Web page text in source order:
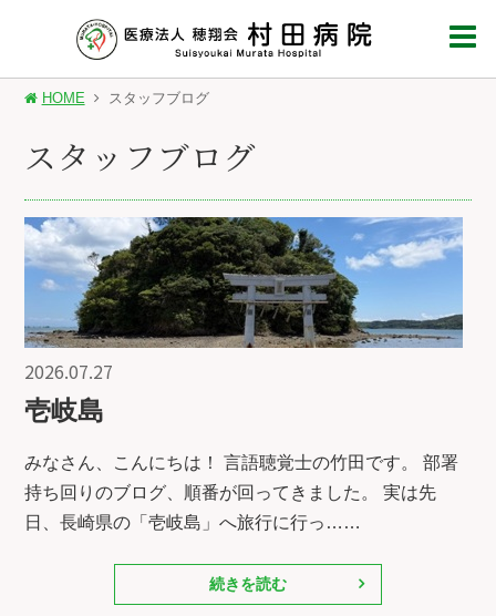
HOME スタッフブログ
スタッフブログ
2026.07.27
壱岐島
みなさん、こんにちは！ 言語聴覚士の竹田です。 部署
持ち回りのブログ、順番が回ってきました。 実は先
日、長崎県の「壱岐島」へ旅行に行っ……
続きを読む